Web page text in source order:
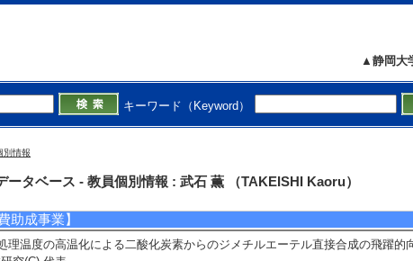
▲静岡大
キーワード（Keyword）
別情報
ータベース - 教員個別情報 : 武石 薫 （TAKEISHI Kaoru）
薫
法で調製したCu–Zn–Al2O3–SiO2系触媒を用いた CO2水素化によるジメチ
ホール船堀2F 石油学会
of dimethyl ether from carbon dioxide by Cu-Zn-Ga-based alumina
TAKEISHI
CONVENTION CENTER “BIG SHIP”
助成事業】
理温度の高温化による二酸化炭素からのジメチルエーテル直接合成の飛躍的